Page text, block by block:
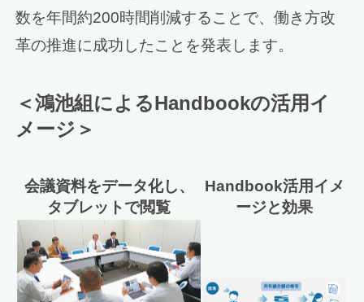
数を年間約200時間削減することで、働き方改
革の推進に成功したことを発表します。
＜鴻池組によるHandbookの活用イ
メージ＞
会議資料をデータ化し、
タブレットで閲覧
Handbook活用イメ
ージと効果